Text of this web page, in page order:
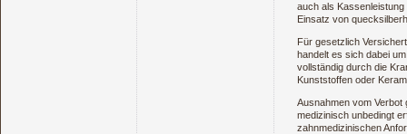
auch als
Einsatz von
Für gesetzlich
handelt es sich dabei
vollständig durch die
Kunststoffen oder
Ausnahmen vom Verbot
medizinisch unbedingt
zahnmedizinischen